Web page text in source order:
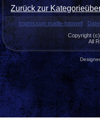
Zurück zur
Impressum madle-fotowelt
Copyright
All